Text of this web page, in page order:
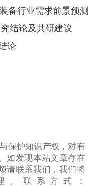
备行业需求前景预测
结论及共研建议
论
保护知识产权，对有
如发现本站文章存在
请联系我们，我们将
。联系方式：